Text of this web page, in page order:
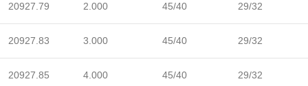
20927.79 2.000 45/40 29/32
20927.83 3.000 45/40 29/32
20927.85 4.000 45/40 29/32